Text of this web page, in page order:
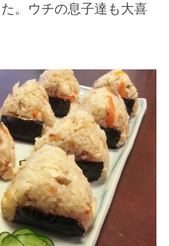
。ウチの息子達も大喜